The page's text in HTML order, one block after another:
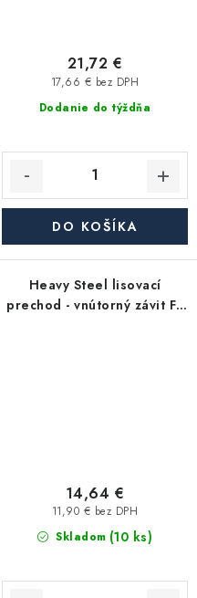
Dodanie do týždňa
17,66 € bez DPH
21,72 €
DO KOŠÍKA
Heavy Steel lisovací
prechod - vnútorný závit FF
Skladom (10 ks)
11,90 € bez DPH
14,64 €